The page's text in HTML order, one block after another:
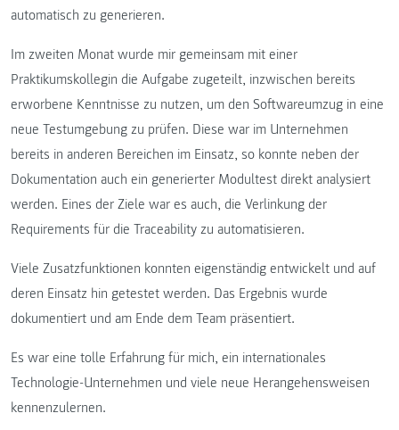
automatisch zu generieren.
Im zweiten Monat wurde mir gemeinsam mit einer
Praktikumskollegin die Aufgabe zugeteilt, inzwischen bereits
erworbene Kenntnisse zu nutzen, um den Softwareumzug in eine
neue Testumgebung zu prüfen. Diese war im Unternehmen
bereits in anderen Bereichen im Einsatz, so konnte neben der
Dokumentation auch ein generierter Modultest direkt analysiert
werden. Eines der Ziele war es auch, die Verlinkung der
Requirements für die Traceability zu automatisieren.
Viele Zusatzfunktionen konnten eigenständig entwickelt und auf
deren Einsatz hin getestet werden. Das Ergebnis wurde
dokumentiert und am Ende dem Team präsentiert.
Es war eine tolle Erfahrung für mich, ein internationales
Technologie-Unternehmen und viele neue Herangehensweisen
kennenzulernen.